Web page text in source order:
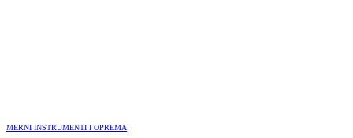
MERNI INSTRUMENTI I OPREMA